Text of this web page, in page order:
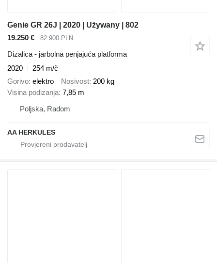
Genie GR 26J | 2020 | Używany | 802
19.250 €
82.900 PLN
Dizalica - jarbolna penjajuća platforma
2020
254 m/č
Gorivo elektro Nosivost 200 kg
Visina podizanja 7,85 m
Poljska, Radom
AA HERKULES